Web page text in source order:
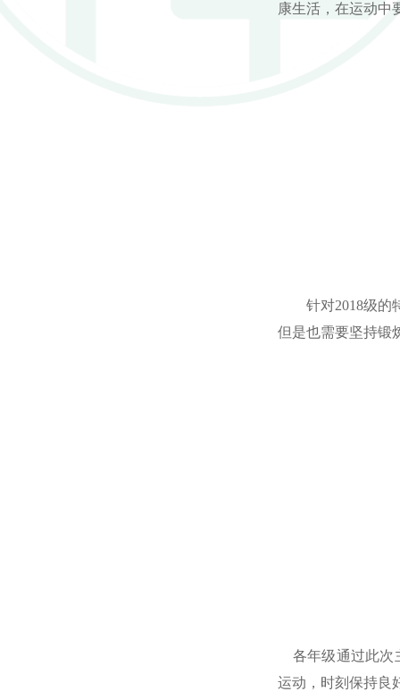
康生活，在运动中
针对2018级的
但是也需要坚持锻
各年级通过此次
运动，时刻保持良